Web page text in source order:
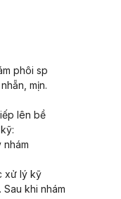
phôi sp
mịn.
lên bề
nhám
xử lý kỹ
khi nhám